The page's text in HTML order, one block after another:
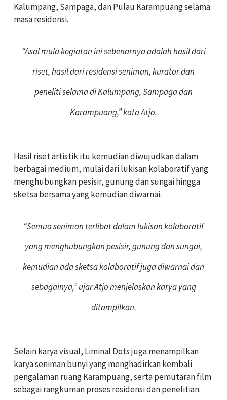
Kalumpang, Sampaga, dan Pulau Karampuang selama
masa residensi.
“Asal mula kegiatan ini sebenarnya adalah hasil dari
riset, hasil dari residensi seniman, kurator dan
peneliti selama di Kalumpang, Sampaga dan
Karampuang,” kata Atjo.
Hasil riset artistik itu kemudian diwujudkan dalam
berbagai medium, mulai dari lukisan kolaboratif yang
menghubungkan pesisir, gunung dan sungai hingga
sketsa bersama yang kemudian diwarnai.
“Semua seniman terlibat dalam lukisan kolaboratif
yang menghubungkan pesisir, gunung dan sungai,
kemudian ada sketsa kolaboratif juga diwarnai dan
sebagainya,” ujar Atjo menjelaskan karya yang
ditampilkan.
Selain karya visual, Liminal Dots juga menampilkan
karya seniman bunyi yang menghadirkan kembali
pengalaman ruang Karampuang, serta pemutaran film
sebagai rangkuman proses residensi dan penelitian.